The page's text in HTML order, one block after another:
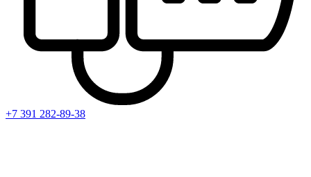
+7 391 282-89-38